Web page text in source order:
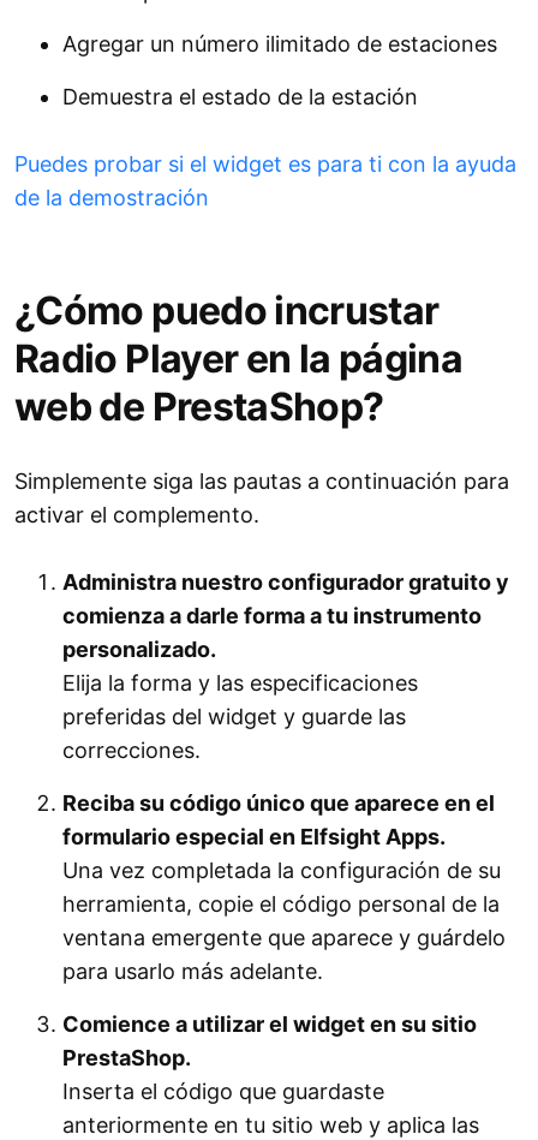
Agregar un número ilimitado de estaciones
Demuestra el estado de la estación
Puedes probar si el widget es para ti con la ayuda
de la demostración
¿Cómo puedo incrustar
Radio Player en la página
web de PrestaShop?
Simplemente siga las pautas a continuación para
activar el complemento.
Administra nuestro configurador gratuito y
comienza a darle forma a tu instrumento
personalizado.
Elija la forma y las especificaciones
preferidas del widget y guarde las
correcciones.
Reciba su código único que aparece en el
formulario especial en Elfsight Apps.
Una vez completada la configuración de su
herramienta, copie el código personal de la
ventana emergente que aparece y guárdelo
para usarlo más adelante.
Comience a utilizar el widget en su sitio
PrestaShop.
Inserta el código que guardaste
anteriormente en tu sitio web y aplica las